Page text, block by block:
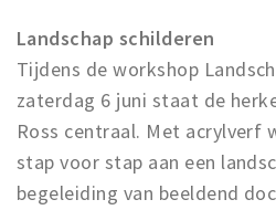
Landschap schilderen
Tijdens de workshop
zaterdag 6 juni staat de
Ross centraal. Met acrylverf
stap voor stap aan een
begeleiding van beeldend